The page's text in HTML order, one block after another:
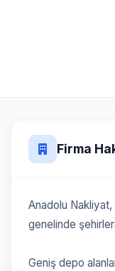
Firma
Anadolu Nakliyat,
genelinde
Geniş depo